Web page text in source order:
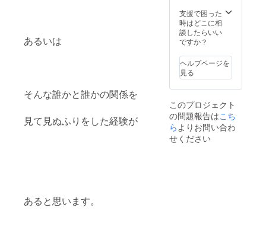
あるいは
そんな誰かと誰かの関係を
見て見ぬふりをした経験が
あると思います。
500回以上を
数える
プロフェッ
ショナル
ヒーラーと
立していま
した。
プライベー
ロジー
シール
（非売
品） ・
のお礼
のメー
ル ・活
動報告
ンド
ロール
にお名
前を掲
支援時
には備
考欄に
ご希望
前をご
記入く
ださ
い。）
・あな
支援で困った
時はどこに相
談したらいい
ですか？
ヘルプページを
見る
このプロジェクト
の問題報告はこち
らよりお問い合わ
せください